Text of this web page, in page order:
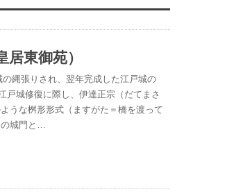
居東御苑）
縄張りされ、翌年完成した江戸城の
戸城修復に際し、伊達正宗（だてまさ
うな桝形形式（ますがた＝橋を渡って
の城門と…